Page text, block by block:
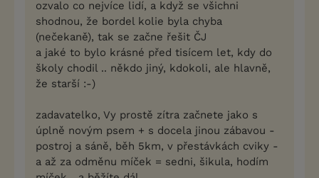
ozvalo co nejvíce lidí, a když se všichni
shodnou, že bordel kolie byla chyba
(nečekaně), tak se začne řešit ČJ
a jaké to bylo krásné před tisícem let, kdy do
školy chodil .. někdo jiný, kdokoli, ale hlavně,
že starší :-)
zadavatelko, Vy prostě zítra začnete jako s
úplně novým psem + s docela jinou zábavou -
postroj a sáně, běh 5km, v přestávkách cviky -
a až za odměnu míček = sedni, šikula, hodím